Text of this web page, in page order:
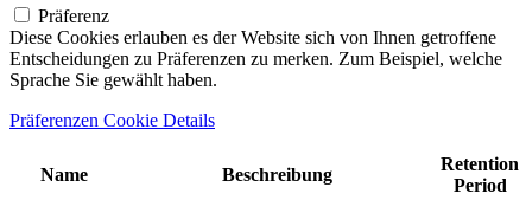
Präferenz
Diese Cookies erlauben es der Website sich von Ihnen getroffene
Entscheidungen zu Präferenzen zu merken. Zum Beispiel, welche
Sprache Sie gewählt haben.
Präferenzen Cookie Details
Name Beschreibung
Retention
Period